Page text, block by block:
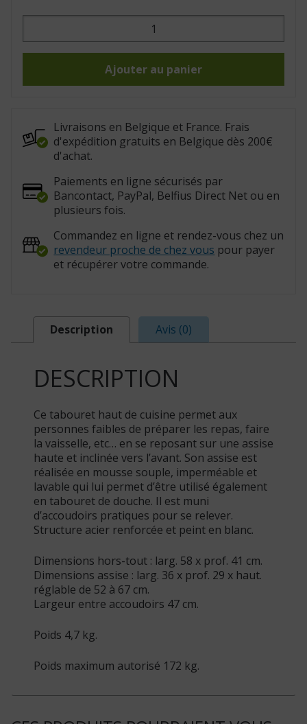
quantité
Tabouret
(Réf.
Ajouter au panier
Livraisons en Belgique et France. Frais
d'expédition gratuits en Belgique dès 200€
d'achat.
Paiements en ligne sécurisés par
Bancontact, PayPal, Belfius Direct Net ou en
plusieurs fois.
Commandez en ligne et rendez-vous chez un
revendeur proche de chez vous pour payer
et récupérer votre commande.
Description Avis (0)
DESCRIPTION
Ce tabouret haut de cuisine permet aux
personnes faibles de préparer les repas, faire
la vaisselle, etc… en se reposant sur une assise
haute et inclinée vers l’avant. Son assise est
réalisée en mousse souple, imperméable et
lavable qui lui permet d’être utilisé également
en tabouret de douche. Il est muni
d’accoudoirs pratiques pour se relever.
Structure acier renforcée et peint en blanc.
Dimensions hors-tout : larg. 58 x prof. 41 cm.
Dimensions assise : larg. 36 x prof. 29 x haut.
réglable de 52 à 67 cm.
Largeur entre accoudoirs 47 cm.
Poids 4,7 kg.
Poids maximum autorisé 172 kg.